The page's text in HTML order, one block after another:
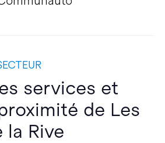
services et
de Les
la Rive